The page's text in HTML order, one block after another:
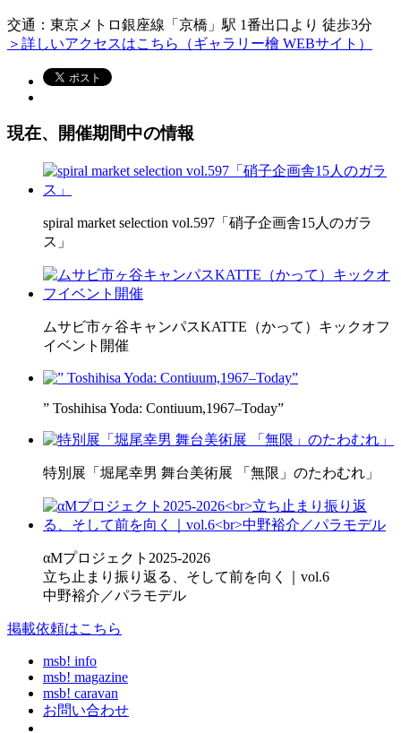
交通：東京メトロ銀座線「京橋」駅 1番出口より 徒歩3分
＞詳しいアクセスはこちら（ギャラリー檜 WEBサイト）
現在、開催期間中の情報
spiral market selection vol.597「硝子企画舎15人のガラ
ス」
ムサビ市ヶ谷キャンパスKATTE（かって）キックオフ
イベント開催
” Toshihisa Yoda: Contiuum,1967–Today”
特別展「堀尾幸男 舞台美術展 「無限」のたわむれ」
αMプロジェクト2025-2026
立ち止まり振り返る、そして前を向く｜vol.6
中野裕介／パラモデル
掲載依頼はこちら
msb! info
msb! magazine
msb! caravan
お問い合わせ